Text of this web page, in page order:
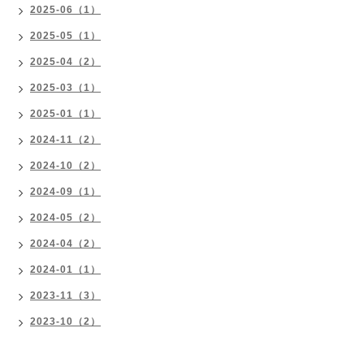
2025-06（1）
2025-05（1）
2025-04（2）
2025-03（1）
2025-01（1）
2024-11（2）
2024-10（2）
2024-09（1）
2024-05（2）
2024-04（2）
2024-01（1）
2023-11（3）
2023-10（2）